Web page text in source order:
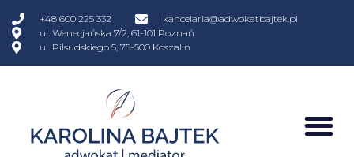
+48 600 225 332
kancelaria@adwokatbajtek.pl
ul. Wenecjańska 7/2, 61-101 Poznań
ul. Piłsudskiego 5, 75-500 Koszalin